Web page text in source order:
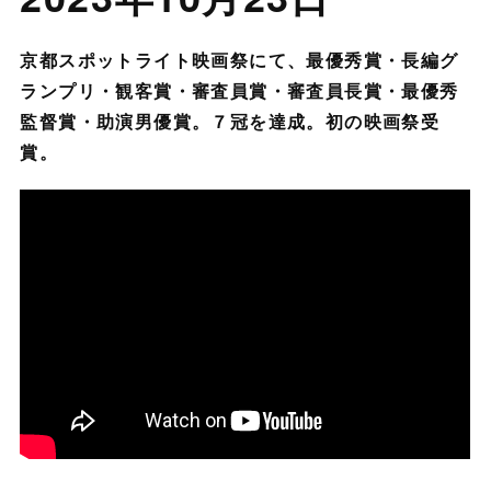
京都スポットライト映画祭にて、最優秀賞・長編グ
ランプリ・観客賞・審査員賞・審査員長賞・最優秀
監督賞・助演男優賞。７冠を達成。初の映画祭受
賞。